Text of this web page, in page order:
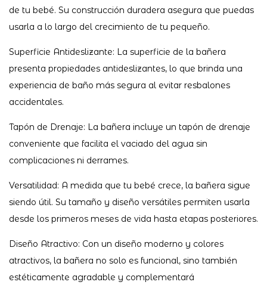
de tu bebé. Su construcción duradera asegura que puedas
usarla a lo largo del crecimiento de tu pequeño.
Superficie Antideslizante: La superficie de la bañera
presenta propiedades antideslizantes, lo que brinda una
experiencia de baño más segura al evitar resbalones
accidentales.
Tapón de Drenaje: La bañera incluye un tapón de drenaje
conveniente que facilita el vaciado del agua sin
complicaciones ni derrames.
Versatilidad: A medida que tu bebé crece, la bañera sigue
siendo útil. Su tamaño y diseño versátiles permiten usarla
desde los primeros meses de vida hasta etapas posteriores.
Diseño Atractivo: Con un diseño moderno y colores
atractivos, la bañera no solo es funcional, sino también
estéticamente agradable y complementará